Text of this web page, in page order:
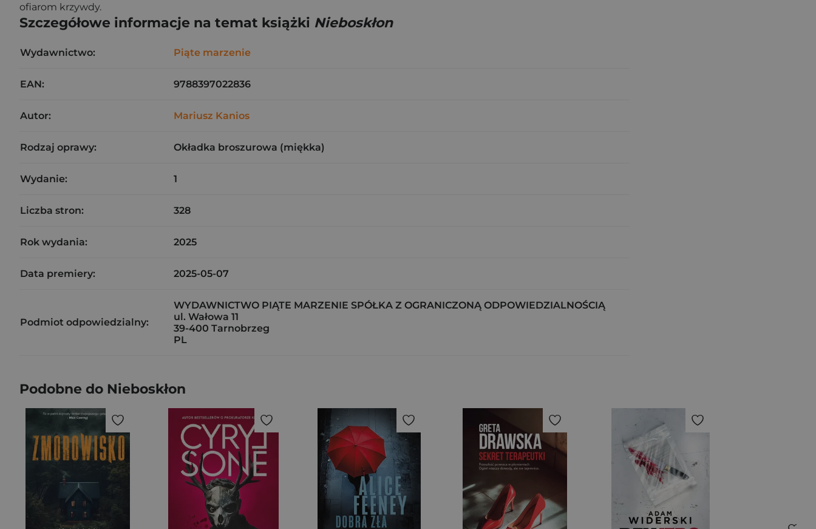
ofiarom krzywdy.
Szczegółowe informacje na temat książki Nieboskłon
Wydawnictwo: Piąte marzenie
EAN: 9788397022836
Autor: Mariusz Kanios
Rodzaj oprawy: Okładka broszurowa (miękka)
Wydanie: 1
Liczba stron: 328
Rok wydania: 2025
Data premiery: 2025-05-07
Podmiot odpowiedzialny:
WYDAWNICTWO PIĄTE MARZENIE SPÓŁKA Z OGRANICZONĄ ODPOWIEDZIALNOŚCIĄ
ul. Wałowa 11
39-400 Tarnobrzeg
PL
Podobne do Nieboskłon